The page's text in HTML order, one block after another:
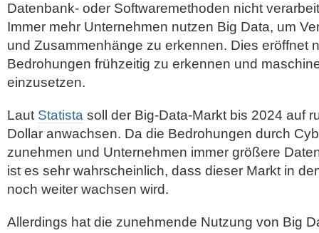
Datenbank- oder Softwaremethoden nicht
Immer mehr Unternehmen nutzen Big Data, um
und Zusammenhänge zu erkennen. Dies eröffnet
Bedrohungen frühzeitig zu erkennen und
einzusetzen.
Laut Statista soll der Big-Data-Markt bis 2024 auf
Dollar anwachsen. Da die Bedrohungen durch
zunehmen und Unternehmen immer größere
ist es sehr wahrscheinlich, dass dieser Markt in
noch weiter wachsen wird.
Allerdings hat die zunehmende Nutzung von Big